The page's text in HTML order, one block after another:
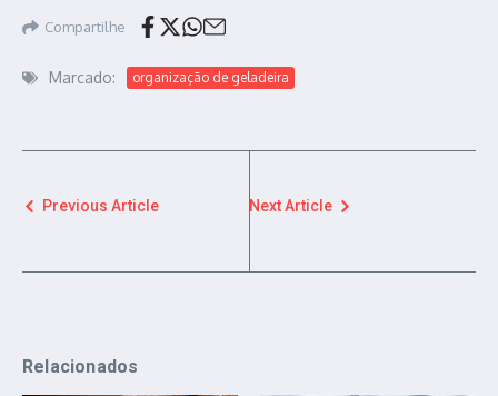
Compartilhe
Marcado: organização de geladeira
Previous Article Next Article
Relacionados